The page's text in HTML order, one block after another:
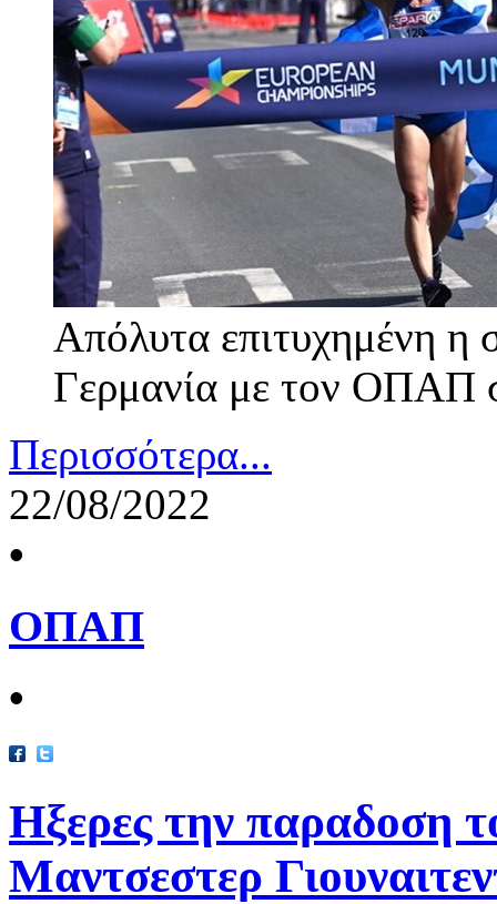
Απόλυτα επιτυχημένη
Γερμανία με τον ΟΠΑΠ
Περισσότερα...
22/08/2022
•
ΟΠΑΠ
•
Ηξερες την παραδοση
Μαντσεστερ